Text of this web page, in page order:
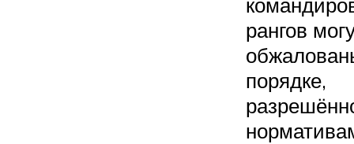
рангов
порядке,